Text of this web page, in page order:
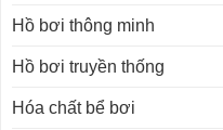
Hồ bơi thông minh
Hồ bơi truyền thống
Hóa chất bể bơi